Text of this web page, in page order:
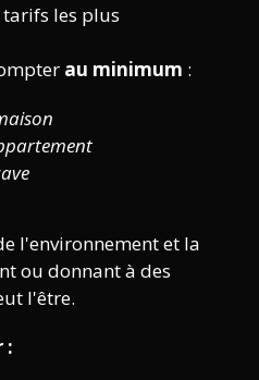
les plus
au minimum :
l'environnement et la
ou donnant à des
l'être.
: